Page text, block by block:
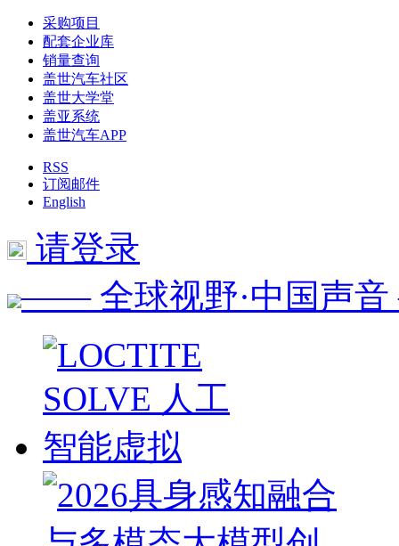
采购项目
配套企业库
销量查询
盖世汽车社区
盖世大学堂
盖亚系统
盖世汽车APP
RSS
订阅邮件
English
请登录
—— 全球视野·中国声